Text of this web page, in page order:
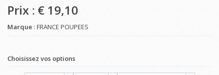
Prix : € 19,10
Marque : FRANCE POUPEES
Choisissez vos options